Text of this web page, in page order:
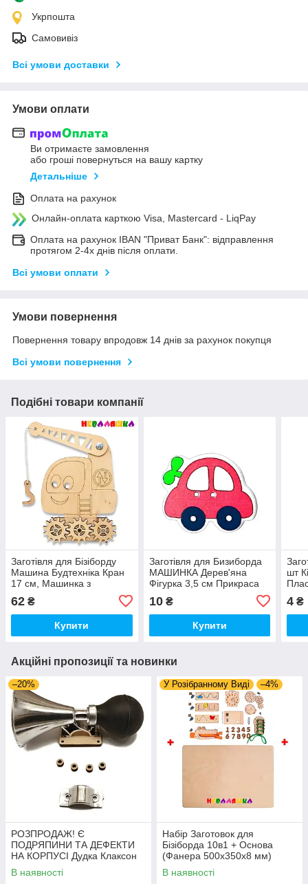
Укрпошта
Самовивіз
Всі умови доставки
Умови оплати
Ви отримаєте замовлення
або гроші повернуться на вашу картку
Детальніше
Оплата на рахунок
Онлайн-оплата карткою Visa, Mastercard - LiqPay
Оплата на рахунок IBAN "Приват Банк": відправлення
протягом 2-4х днів після оплати.
Всі умови оплати
Умови повернення
Повернення товару впродовж 14 днів за рахунок покупця
Всі умови повернення
Подібні товари компанії
Заготівля для Бізіборду
Машина Будтехніка Кран
17 см, Машинка з
Шестеренками та Гачком
для Бізікуба
62 ₴
Купити
Заготівля для Бизиборда
МАШИНКА Дерев'яна
Фігурка 3,5 см Прикраса
Автомобіль Декор Деталі
для Бізіборда
10₴
Купити
шт
4 ₴
Акційні пропозиції та новинки
–20%
РОЗПРОДАЖ! Є
ПОДРЯПИНИ ТА ДЕФЕКТИ
НА КОРПУСІ Дудка Клаксон
для Велосипедів 14 см Фа-
Фа Пластик + Гума
В наявності
У Розібранному Виді –4%
Набір Заготовок для
Бізіборда 10в1 + Основа
(Фанера 500x350x8 мм)
Базові Деталі, Весь Комплект
- Собери Сам
В наявності